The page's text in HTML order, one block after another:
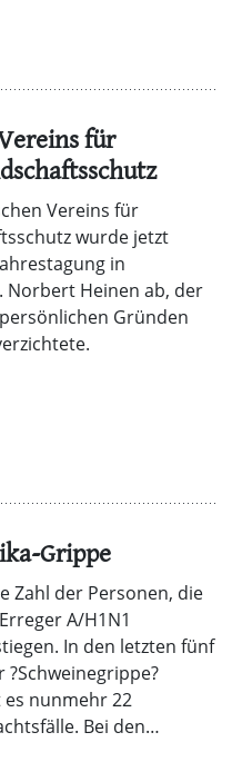
für
Vereins für
wurde jetzt
in
Norbert Heinen ab, der
Gründen
Grippe
Zahl der Personen, die
A/H1N1
In den letzten fünf
?Schweinegrippe?
nunmehr 22
Bei den…